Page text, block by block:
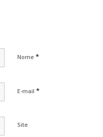
Nome *
E-mail *
Site